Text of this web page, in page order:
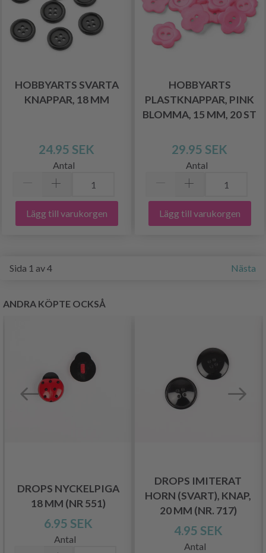
HOBBYARTS SVARTA
KNAPPAR, 18 MM
24.95 SEK
Antal
Lägg till varukorgen
HOBBYARTS
PLASTKNAPPAR, PINK
BLOMMA, 15 MM, 20 ST
29.95 SEK
Antal
Lägg till varukorgen
Sida 1 av 4 Nästa
ANDRA KÖPTE OCKSÅ
DROPS NYCKELPIGA
18 MM (NR 551)
6.95 SEK
Antal
DROPS IMITERAT
HORN (SVART), KNAP,
20 MM (NR. 717)
4.95 SEK
Antal